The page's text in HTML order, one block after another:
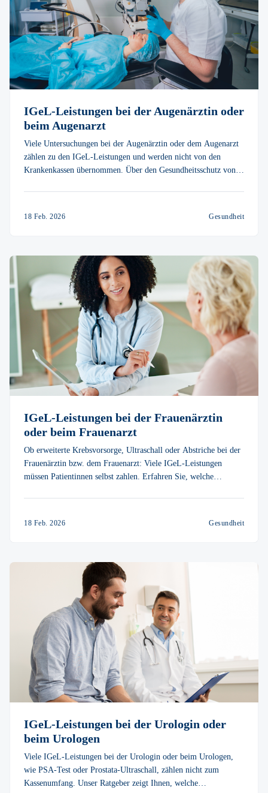
IGeL-Leistungen bei der Augenärztin oder
beim Augenarzt
Viele Untersuchungen bei der Augenärztin oder dem Augenarzt
zählen zu den IGeL-Leistungen und werden nicht von den
Krankenkassen übernommen. Über den Gesundheitsschutz von
18 Feb. 2026 Gesundheit
IGeL-Leistungen bei der Frauenärztin
oder beim Frauenarzt
Ob erweiterte Krebsvorsorge, Ultraschall oder Abstriche bei der
Frauenärztin bzw. dem Frauenarzt: Viele IGeL-Leistungen
müssen Patientinnen selbst zahlen. Erfahren Sie, welche
18 Feb. 2026 Gesundheit
IGeL-Leistungen bei der Urologin oder
beim Urologen
Viele IGeL-Leistungen bei der Urologin oder beim Urologen,
wie PSA-Test oder Prostata-Ultraschall, zählen nicht zum
Kassenumfang. Unser Ratgeber zeigt Ihnen, welche